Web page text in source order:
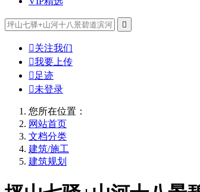

关注我们
我要上传
 足迹
未登录
您所在位置：
网站首页
文档分类
建筑/施工
建筑规划